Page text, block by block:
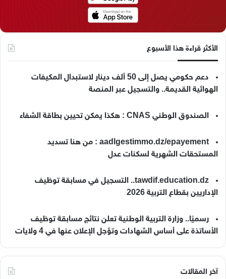
الأكثر قراءة هذا الأسبوع
دعم حكومي يصل إلى 50 ألف دينار لاستبدال المكيفات
الهوائية القديمة.. والتسجيل عبر المنصة
الصندوق الوطني CNAS : هكذا يمكن تحيين بطاقة الشفاء
aadlgestimmo.dz/epayement : من هنا تسديد
المستحقات الشهرية لسكنات عدل
tawdif.education.dz.. التسجيل في مسابقة توظيف
الإداريين بقطاع التربية 2026
رسميًا.. وزارة التربية الوطنية تعلن نتائج مسابقة توظيف
الأساتذة على أساس الشهادات وتؤجل الإعلان عنها في 4 ولايات
آخر المقالات